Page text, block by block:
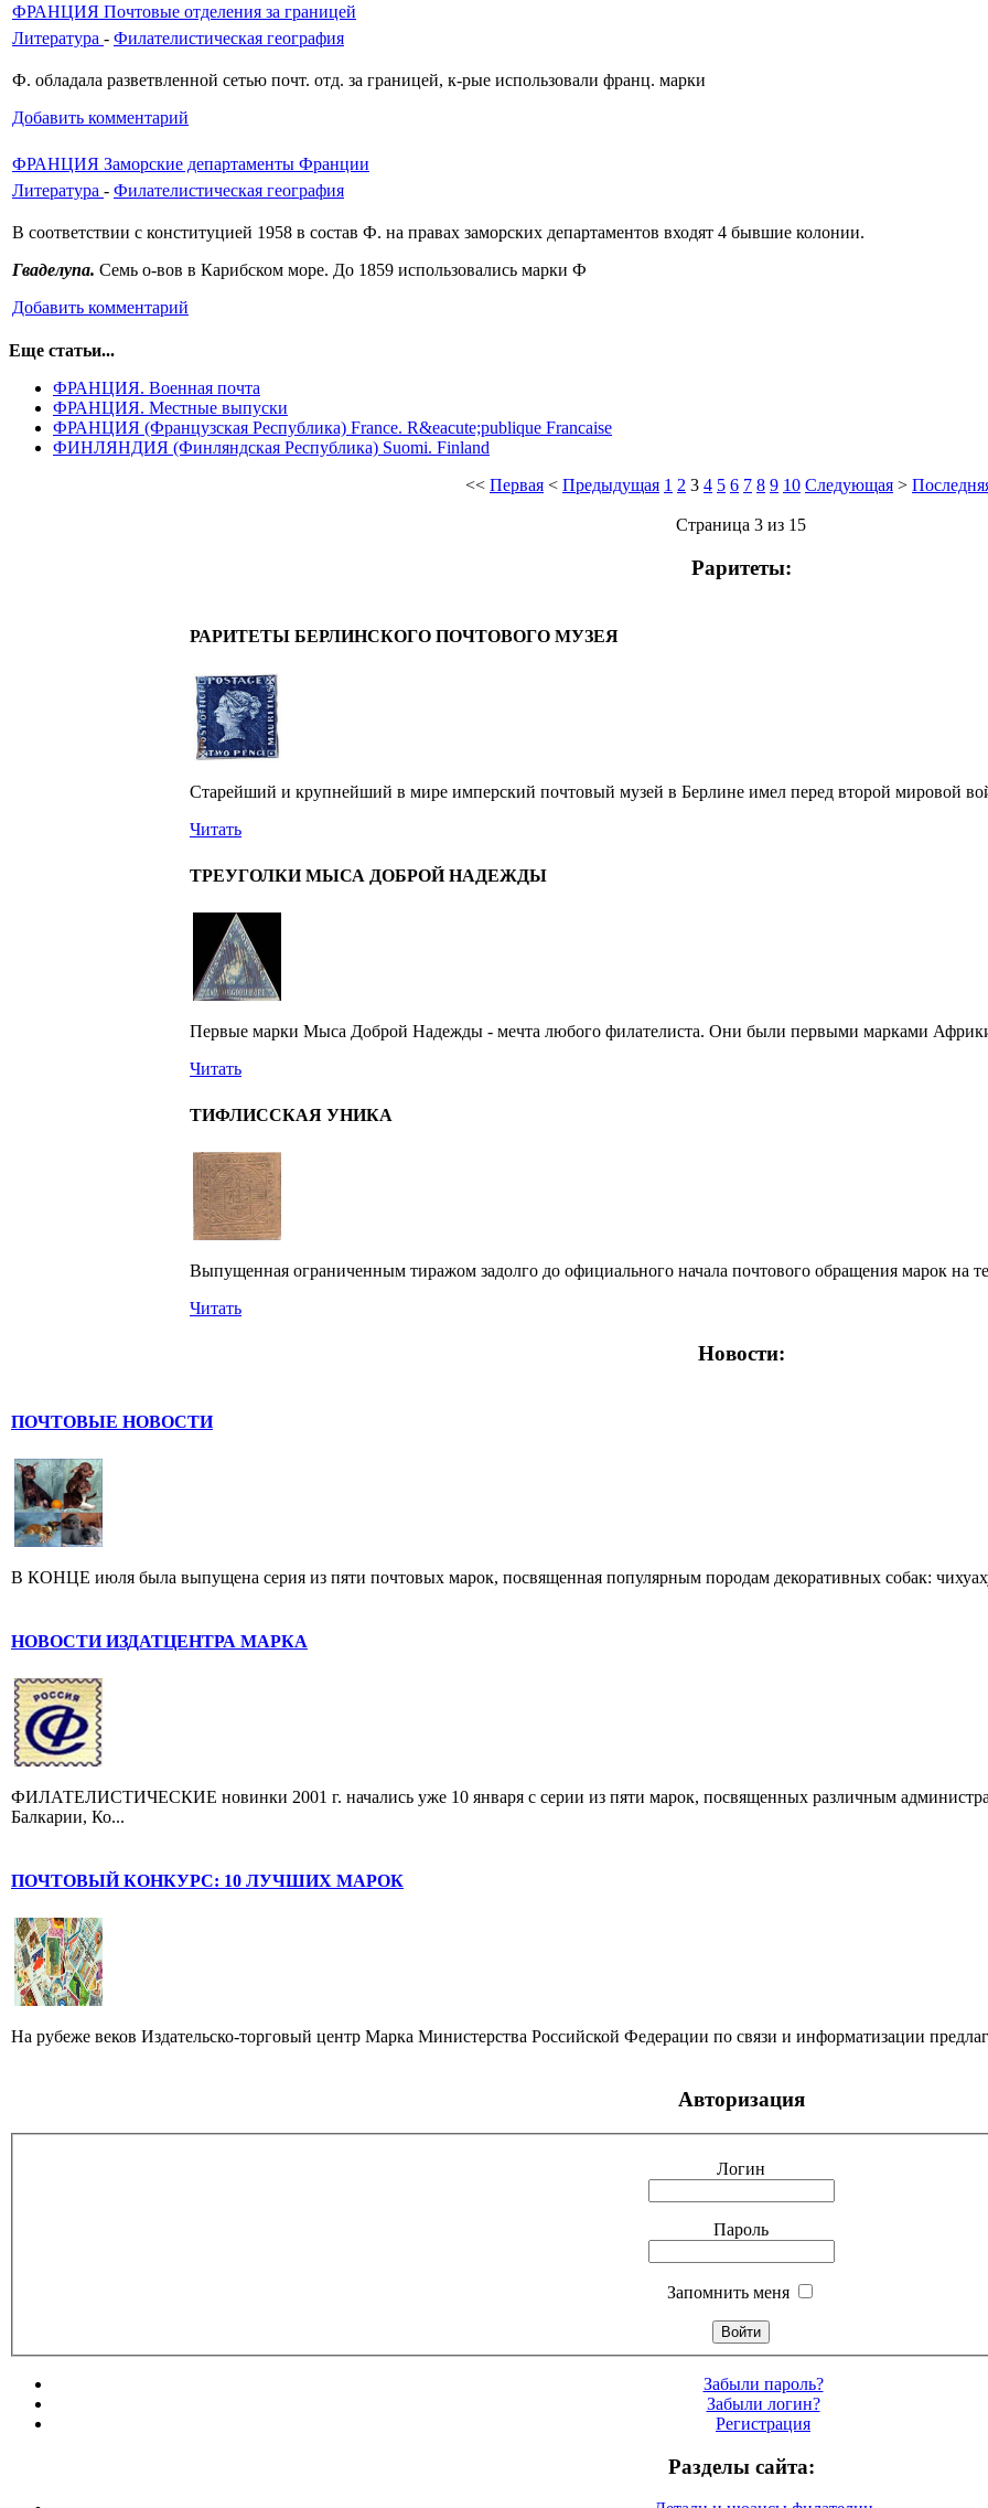
ФРАНЦИЯ Почтовые отделения за границей
Литература - Филателистическая география
Ф. обладала разветвленной сетью почт. отд. за границей, к-рые использовали франц. марки
Добавить комментарий
ФРАНЦИЯ Заморские департаменты Франции
Литература - Филателистическая география
В соответствии с конституцией 1958 в состав Ф. на правах заморских департаментов входят 4 бывшие колонии.
Гваделупа. Семь о-вов в Карибском море. До 1859 ис­пользовались марки Ф
Добавить комментарий
Еще статьи...
ФРАНЦИЯ. Военная почта
ФРАНЦИЯ. Местные выпуски
ФРАНЦИЯ (Французская Республика) France. R&eacute;publique Francaise
ФИНЛЯНДИЯ (Финляндская Республика) Suomi. Finland
<< Первая < Предыдущая 1 2 3 4 5 6 7 8 9 10 Следующая >
Страница 3 из 15
Раритеты:
РАРИТЕТЫ БЕРЛИНСКОГО ПОЧТОВОГО МУЗЕЯ
Старейший и крупнейший в мире имперский почтовый музей в Берлине имел перед второй мировой
Читать
ТРЕУГОЛКИ МЫСА ДОБРОЙ НАДЕЖДЫ
Первые марки Мыса Доброй Надежды - мечта любого филателиста. Они были первыми марками
Читать
ТИФЛИССКАЯ УНИКА
Выпущенная ограниченным тиражом задолго до официального начала почтового обращения марок на
Читать
Новости:
ПОЧТОВЫЕ НОВОСТИ
В КОНЦЕ июля была выпущена серия из пяти почтовых марок, посвященная популярным породам декоративных собак:
НОВОСТИ ИЗДАТЦЕНТРА МАРКА
ФИЛАТЕЛИСТИЧЕСКИЕ новинки 2001 г. начались уже 10 января с серии из пяти марок, посвященных различным
Балкарии, Ко...
ПОЧТОВЫЙ КОНКУРС: 10 ЛУЧШИХ МАРОК
На рубеже веков Издательско-торговый центр Марка Министерства Российской Федерации по связи и информатизации
Авторизация
Логин
Пароль
Запомнить меня
Забыли пароль?
Забыли логин?
Регистрация
Разделы сайта: